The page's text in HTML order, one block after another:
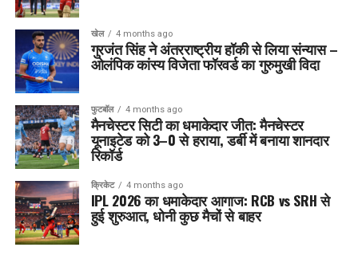
खेल 4 months ago
गुरजंत सिंह ने अंतरराष्ट्रीय हॉकी से लिया संन्यास –
ओलंपिक कांस्य विजेता फॉरवर्ड का गुरुमुखी विदा
फुटबॉल 4 months ago
मैनचेस्टर सिटी का धमाकेदार जीत: मैनचेस्टर
यूनाइटेड को 3–0 से हराया, डर्बी में बनाया शानदार
रिकॉर्ड
क्रिकेट 4 months ago
IPL 2026 का धमाकेदार आगाज: RCB vs SRH से
हुई शुरुआत, धोनी कुछ मैचों से बाहर